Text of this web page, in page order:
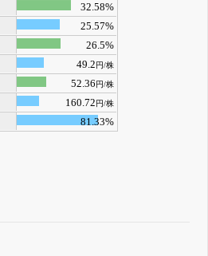
32.58%
25.57%
26.5%
49.2円/株
52.36円/株
160.72円/株
81.33%